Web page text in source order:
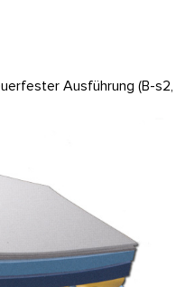
Ausführung (B-